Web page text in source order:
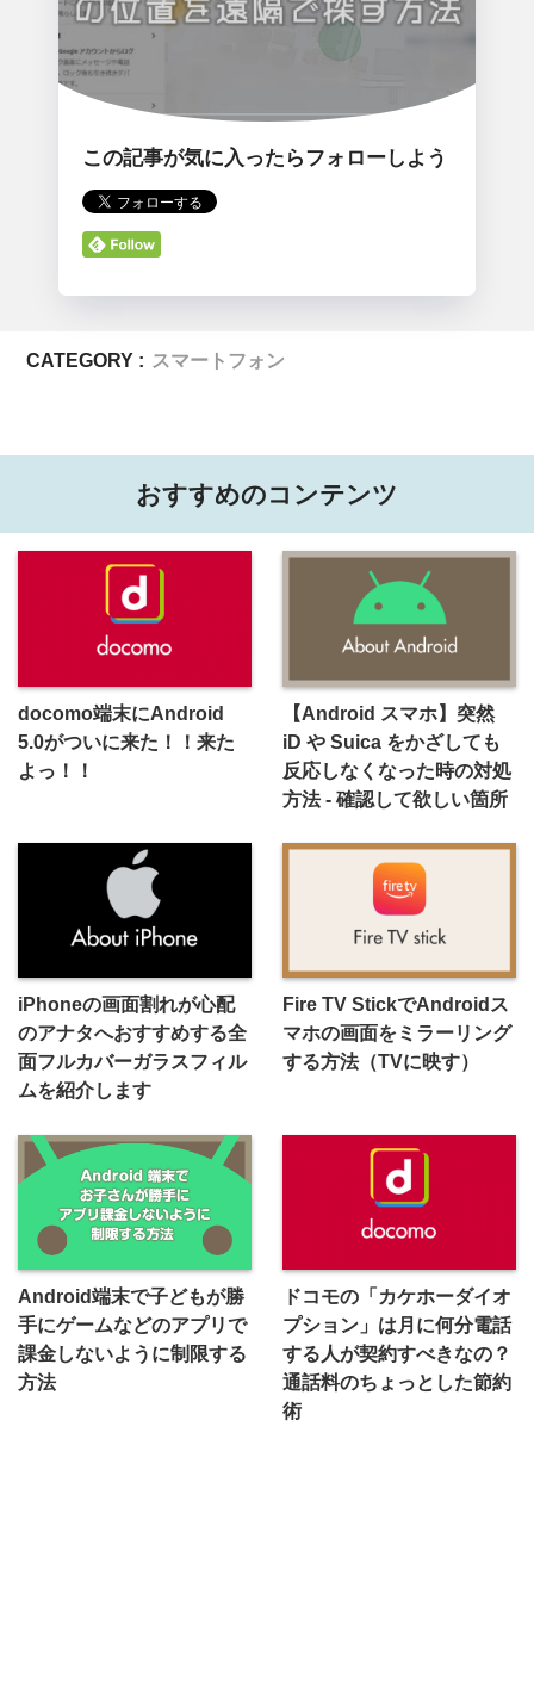
この記事が気に入ったらフォローしよう
CATEGORY : スマートフォン
おすすめのコンテンツ
docomo端末にAndroid
5.0がついに来た！！来た
よっ！！
【Android スマホ】突然
iD や Suica をかざしても
反応しなくなった時の対処
方法 - 確認して欲しい箇所
iPhoneの画面割れが心配
のアナタへおすすめする全
面フルカバーガラスフィル
ムを紹介します
Fire TV StickでAndroidス
マホの画面をミラーリング
する方法（TVに映す）
Android端末で子どもが勝
手にゲームなどのアプリで
課金しないように制限する
方法
ドコモの「カケホーダイオ
プション」は月に何分電話
する人が契約すべきなの？
通話料のちょっとした節約
術